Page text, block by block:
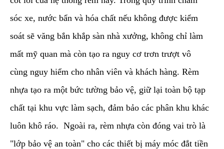
sóc xe, nước bẩn và hóa chất nếu không được kiểm
soát sẽ văng bắn khắp sàn nhà xưởng, không chỉ làm
mất mỹ quan mà còn tạo ra nguy cơ trơn trượt vô
cùng nguy hiểm cho nhân viên và khách hàng. Rèm
nhựa tạo ra một bức tường bảo vệ, giữ lại toàn bộ tạp
chất tại khu vực làm sạch, đảm bảo các phân khu khác
luôn khô ráo. Ngoài ra, rèm nhựa còn đóng vai trò là
"lớp bảo vệ an toàn" cho các thiết bị máy móc đắt tiền